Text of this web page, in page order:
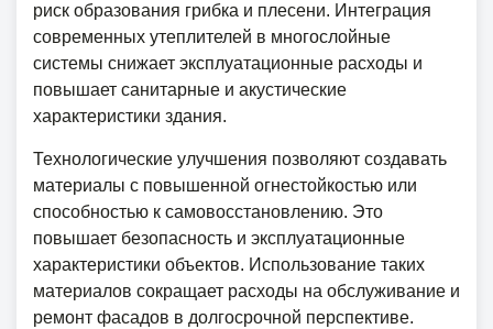
риск образования грибка и плесени. Интеграция
современных утеплителей в многослойные
системы снижает эксплуатационные расходы и
повышает санитарные и акустические
характеристики здания.
Технологические улучшения позволяют создавать
материалы с повышенной огнестойкостью или
способностью к самовосстановлению. Это
повышает безопасность и эксплуатационные
характеристики объектов. Использование таких
материалов сокращает расходы на обслуживание и
ремонт фасадов в долгосрочной перспективе.